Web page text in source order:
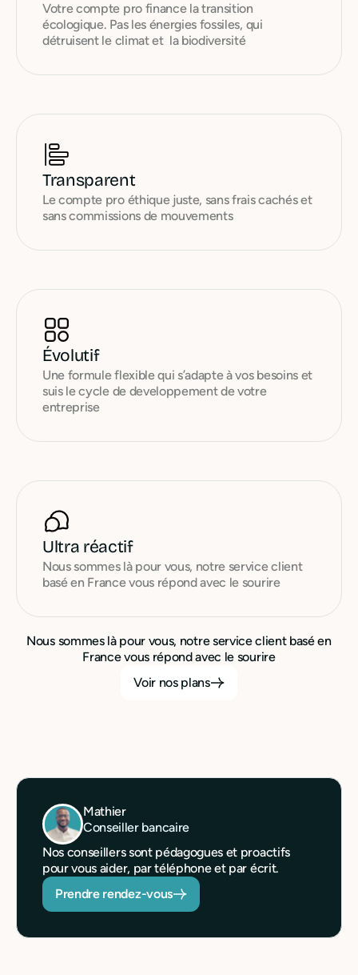
Votre compte pro finance la transition
écologique. Pas les énergies fossiles, qui
détruisent le climat et la biodiversité
Transparent
Le compte pro éthique juste, sans frais cachés et
sans commissions de mouvements
Évolutif
Une formule flexible qui s’adapte à vos besoins et
suis le cycle de developpement de votre
entreprise
Ultra réactif
Nous sommes là pour vous, notre service client
basé en France vous répond avec le sourire
Nous sommes là pour vous, notre service client basé en
France vous répond avec le sourire
Voir nos plans
Mathier
Conseiller bancaire
Nos conseillers sont pédagogues et proactifs
pour vous aider, par téléphone et par écrit.
Prendre rendez-vous